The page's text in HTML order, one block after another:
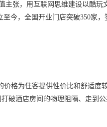
主张，用互联网思维建设以酷玩
今，全国开业门店突破350家，
格为住客提供性价比和舒适度
破酒店房间的物理阻隔、走到